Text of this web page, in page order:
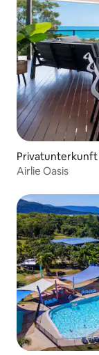
Privatunterkunft
Airlie Oasis